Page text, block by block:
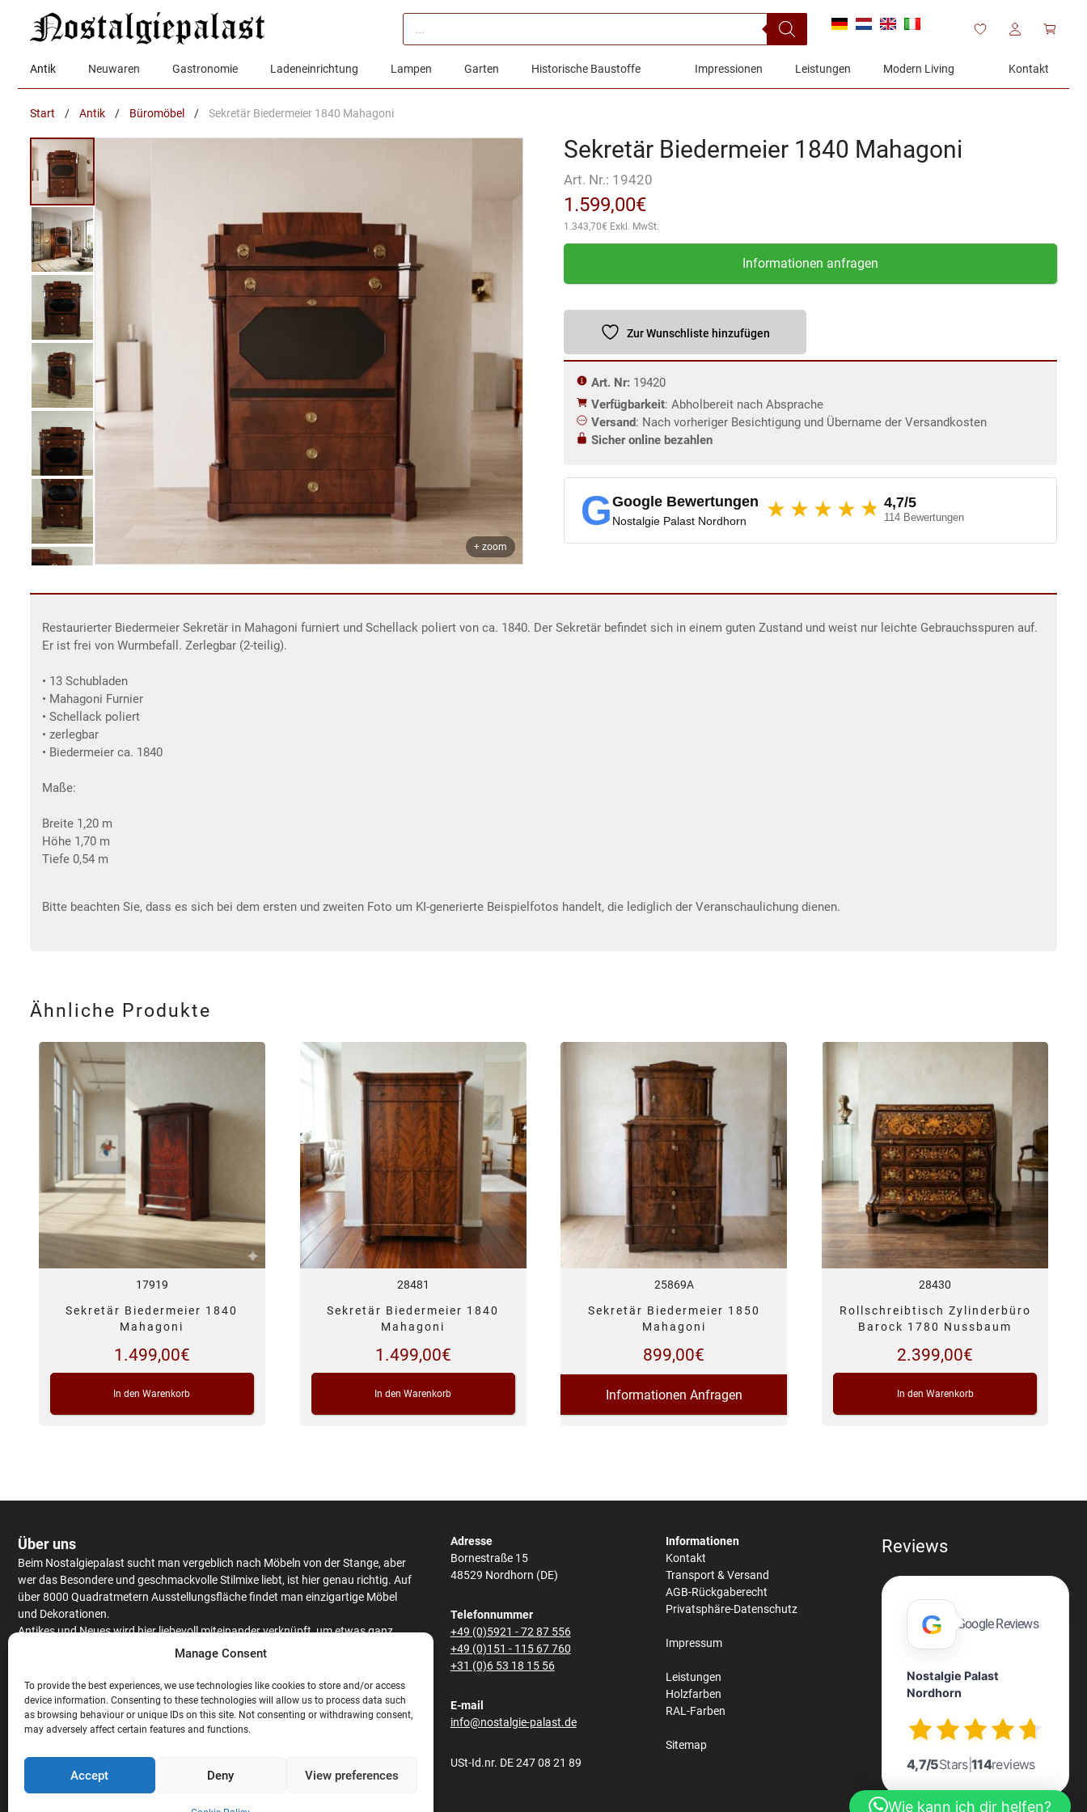
Manage Consent
To provide the best experiences, we use technologies like cookies to store and/or access
device information. Consenting to these technologies will allow us to process data such
as browsing behaviour or unique IDs on this site. Not consenting or withdrawing consent,
may adversely affect certain features and functions.
Accept Deny View preferences
Products
search
Antik Neuwaren Gastronomie Ladeneinrichtung Lampen Garten Historische Baustoffe Impressionen Leistungen Modern Living Kontakt
Start / Antik / Büromöbel / Sekretär Biedermeier 1840 Mahagoni
+ zoom
Sekretär Biedermeier 1840 Mahagoni
Art. Nr.: 19420
1.599,00€
1.343,70€ Exkl. MwSt.
Informationen anfragen
Zur Wunschliste hinzufügen
Art. Nr: 19420
Verfügbarkeit: Abholbereit nach Absprache
Versand: Nach vorheriger Besichtigung und Übername der Versandkosten
Sicher online bezahlen
GGoogle Bewertungen
Nostalgie Palast Nordhorn ★★★★ ★ 4,7/5
114 Bewertungen
Restaurierter Biedermeier Sekretär in Mahagoni furniert und Schellack poliert von ca. 1840. Der Sekretär befindet sich in einem guten Zustand und weist nur leichte Gebrauchsspuren auf.
Er ist frei von Wurmbefall. Zerlegbar (2-teilig).
• 13 Schubladen
• Mahagoni Furnier
• Schellack poliert
• zerlegbar
• Biedermeier ca. 1840
Maße:
Breite 1,20 m
Höhe 1,70 m
Tiefe 0,54 m
Bitte beachten Sie, dass es sich bei dem ersten und zweiten Foto um KI-generierte Beispielfotos handelt, die lediglich der Veranschaulichung dienen.
Ähnliche Produkte
17919
Sekretär Biedermeier 1840
Mahagoni
1.499,00€
In den Warenkorb
28481
Sekretär Biedermeier 1840
Mahagoni
1.499,00€
In den Warenkorb
25869A
Sekretär Biedermeier 1850
Mahagoni
899,00€
Informationen Anfragen
28430
Rollschreibtisch Zylinderbüro
Barock 1780 Nussbaum
2.399,00€
In den Warenkorb
Über uns
Beim Nostalgiepalast sucht man vergeblich nach Möbeln von der Stange, aber
wer das Besondere und geschmackvolle Stilmixe liebt, ist hier genau richtig. Auf
über 8000 Quadratmetern Ausstellungsfläche findet man einzigartige Möbel
und Dekorationen.
Antikesund Neues wird hier liebevoll miteinander verknüpft, um etwas ganz
SchränkeundTische werden aus massiv Eiche,
antiken Stücken.
Neben Couchgarnituren,Stühlen,Raritätenund ausgefallenen
Gartendekorationen wird auch noch eine gigantische Auswahl anBars und
Thekenangeboten. HochwertigeStehtischeund
, sondern auch für den privaten Gebrauch, perfekt geeignet.
Abgerundet wird das Sortiment mit exklusiven
Ladeneinrichtungendie aus
Adresse
Bornestraße 15
48529 Nordhorn (DE)
Telefonnummer
+49 (0)5921 - 72 87 556
+49 (0)151 - 115 67 760
+31 (0)6 53 18 15 56
E-mail
info@nostalgie-palast.de
USt-Id.nr. DE 247 08 21 89
Informationen
Kontakt
Transport & Versand
AGB-Rückgaberecht
Privatsphäre-Datenschutz
Impressum
Leistungen
Holzfarben
RAL-Farben
Sitemap
Reviews
G Google Reviews
Nostalgie Palast
Nordhorn
4,7/5Stars|114reviews
Wie kann ich dir helfen?